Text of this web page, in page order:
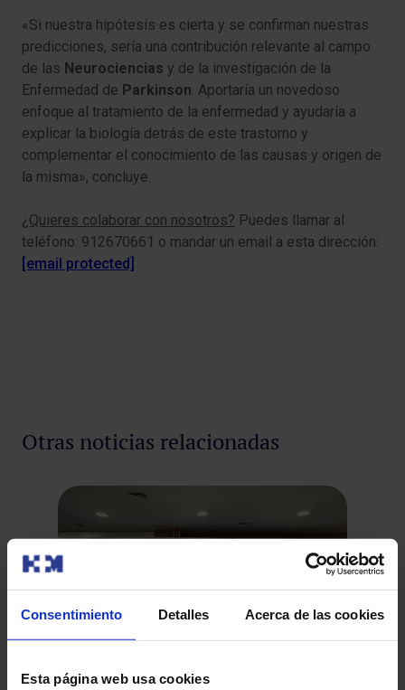
Consentimiento Detalles Acerca de las cookies
Esta página web usa cookies
«Si nuestra hipótesis es cierta y se confirman nuestras
predicciones, sería una contribución relevante al campo
de las Neurociencias y de la investigación de la
Enfermedad de Parkinson . Aportaría un novedoso
enfoque al tratamiento de la enfermedad y ayudaría a
explicar la biología detrás de este trastorno y
complementar el conocimiento de las causas y origen de
la misma», concluye.​
¿Quieres colaborar con nosotros? Puedes llamar al
teléfono: 912670661 o mandar un email a esta dirección:
[email protected]
Otras noticias relacionadas